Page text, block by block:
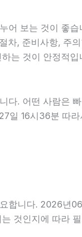
어 보는 것이 좋
, 준비사항, 주
는 것이 안정적입
. 어떤 사람은
16시36분 따
합니다. 2026년
것인지에 따라